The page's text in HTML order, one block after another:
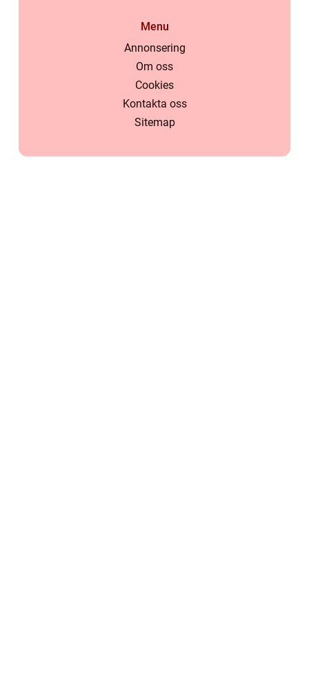
Menu
Annonsering
Om oss
Cookies
Kontakta oss
Sitemap